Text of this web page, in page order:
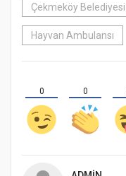
Çekmeköy Belediyesi
Hayvan Ambulansı
0 0